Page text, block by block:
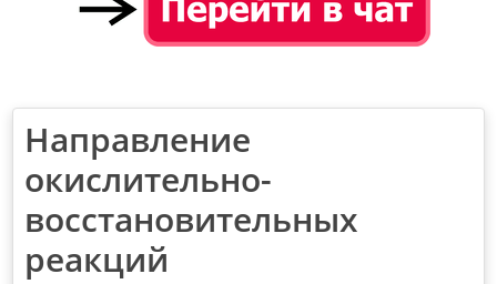
Направление
окислительно-
восстановительных
реакций